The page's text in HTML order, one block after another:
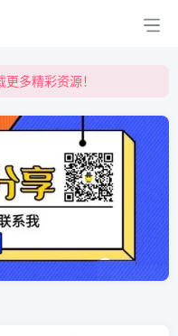
多精彩资源！
多精彩资源！